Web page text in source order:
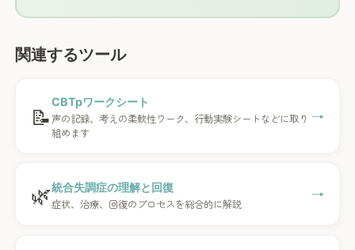
関連するツール
📝CBTpワークシート
声の記録、考えの柔軟性ワーク、行動実験シートなどに取り
組めます
→
🌿統合失調症の理解と回復
症状、治療、回復のプロセスを総合的に解説
→